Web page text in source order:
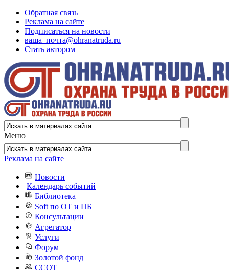
Обратная связь
Реклама на сайте
Подписаться на новости
ваша_почта@ohranatruda.ru
Стать автором
Меню
Реклама на сайте
Новости
Календарь событий
Библиотека
Soft по ОТ и ПБ
Консультации
Агрегатор
Услуги
Форум
Золотой фонд
ССОТ